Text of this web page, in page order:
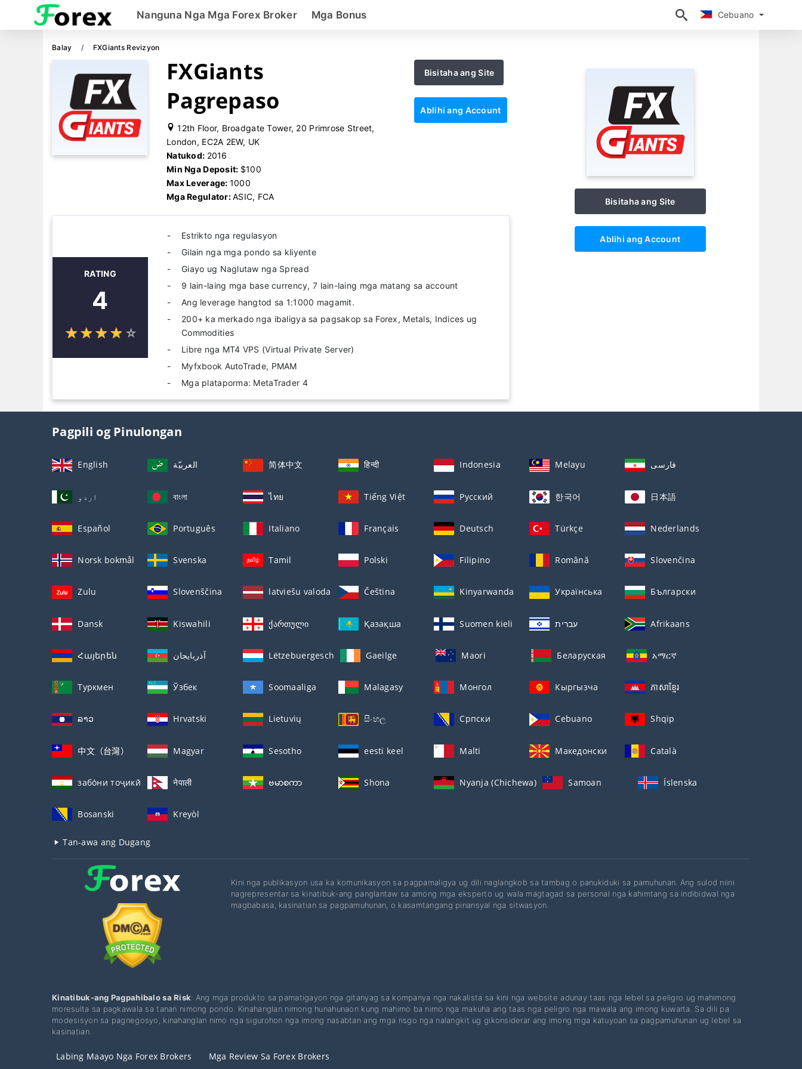
Cebuano
Nanguna Nga Mga Forex Broker Mga Bonus Cebuano
Balay FXGiants Revizyon
FXGiants
Pagrepaso
12th Floor, Broadgate Tower, 20 Primrose Street,
London, EC2A 2EW, UK
Natukod: 2016
Min Nga Deposit: $100
Max Leverage: 1000
Mga Regulator:ASIC, FCA
Bisitaha ang Site
Ablihi ang Account
RATING
4
☆☆☆☆ ☆
★★★★ ★
Estrikto nga regulasyon
Gilain nga mga pondo sa kliyente
Giayo ug Naglutaw nga Spread
9 lain-laing mga base currency, 7 lain-laing mga matang sa account
Ang leverage hangtod sa 1:1000 magamit.
200+ ka merkado nga ibaligya sa pagsakop sa Forex, Metals, Indices ug
Commodities
Libre nga MT4 VPS (Virtual Private Server)
Myfxbook AutoTrade, PMAM
Mga plataporma: MetaTrader 4
Bisitaha ang Site
Ablihi ang Account
Pagpili og Pinulongan
English العربيّة 简体中文 हिन्दी Indonesia Melayu فارسی
اردو বাংলা ไทย Tiếng Việt Русский 한국어 日本語
Español Português Italiano Français Deutsch Türkçe Nederlands
Norsk bokmål Svenska Tamil Polski Filipino Română Slovenčina
Zulu Slovenščina latviešu valoda Čeština Kinyarwanda Українська Български
Dansk Kiswahili ქართული Қазақша Suomen kieli עברית Afrikaans
Հայերեն آذربايجان Lëtzebuergesch Gaeilge Maori Беларуская አማርኛ
Туркмен Ўзбек Soomaaliga Malagasy Монгол Кыргызча ភាសាខ្មែរ
ລາວ Hrvatski Lietuvių සිංහල Српски Cebuano Shqip
中文（台灣） Magyar Sesotho eesti keel Malti Македонски Català
забо́ни тоҷикӣ́ नेपाली ဗမာစကာ Shona Nyanja (Chichewa) Samoan Íslenska
Bosanski Kreyòl
Tan-awa ang Dugang
Kini nga publikasyon usa ka komunikasyon sa pagpamaligya ug dili naglangkob sa tambag o panukiduki sa pamuhunan. Ang sulod niini
nagrepresentar sa kinatibuk-ang panglantaw sa among mga eksperto ug wala magtagad sa personal nga kahimtang sa indibidwal nga
magbabasa, kasinatian sa pagpamuhunan, o kasamtangang pinansyal nga sitwasyon.
Kinatibuk-ang Pagpahibalo sa Risk: Ang mga produkto sa pamatigayon nga gitanyag sa kompanya nga nakalista sa kini nga website adunay taas nga lebel sa peligro ug mahimong
moresulta sa pagkawala sa tanan nimong pondo. Kinahanglan nimong hunahunaon kung mahimo ba nimo nga makuha ang taas nga peligro nga mawala ang imong kuwarta. Sa dili pa
modesisyon sa pagnegosyo, kinahanglan nimo nga sigurohon nga imong nasabtan ang mga risgo nga nalangkit ug gikonsiderar ang imong mga katuyoan sa pagpamuhunan ug lebel sa
kasinatian.
Labing Maayo Nga Forex Brokers Mga Review Sa Forex Brokers